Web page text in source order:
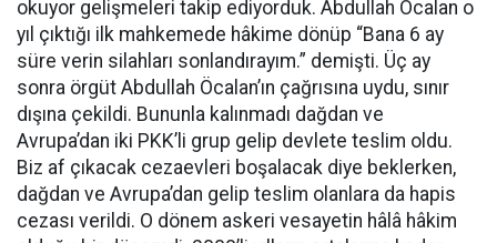
okuyor gelişmeleri takip ediyorduk. Abdullah Öcalan o
yıl çıktığı ilk mahkemede hâkime dönüp “Bana 6 ay
süre verin silahları sonlandırayım.” demişti. Üç ay
sonra örgüt Abdullah Öcalan’ın çağrısına uydu, sınır
dışına çekildi. Bununla kalınmadı dağdan ve
Avrupa’dan iki PKK’li grup gelip devlete teslim oldu.
Biz af çıkacak cezaevleri boşalacak diye beklerken,
dağdan ve Avrupa’dan gelip teslim olanlara da hapis
cezası verildi. O dönem askeri vesayetin hâlâ hâkim